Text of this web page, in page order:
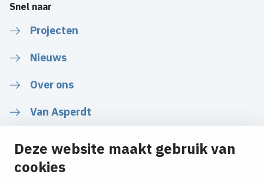
Deze website maakt gebruik van
cookies
Snel naar
Projecten
Nieuws
Over ons
Van Asperdt